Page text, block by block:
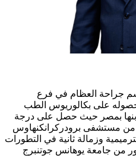
جراحة العظام في فرع
على بكالوريوس الطب
بنها بمصر حيث حصل على درجة
من مستشفى برودركرانكنهاوس
وزمالة ثانية في التطورات
من جامعة يوهانس جوتنبرج